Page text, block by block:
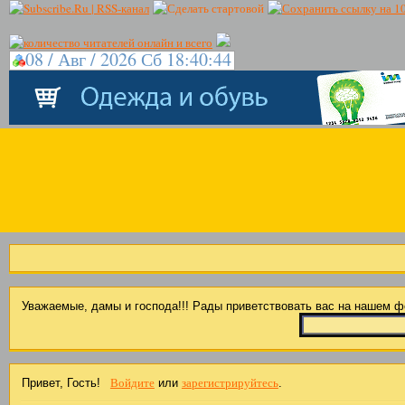
08 / Авг / 2026 Сб 18:40:44
Уважаемые, дамы и господа!!! Рады приветствовать вас на
Привет, Гость! Войдитеили зарегистрируйтесь.